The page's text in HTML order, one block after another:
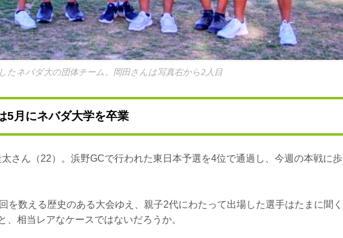
たネバダ大の団体チーム。岡田さんは写真右から2人目
5月にネバダ大学を卒業
さん（22）。浜野GCで行われた東日本予選を4位で通過し、今週の本戦に歩
を数える歴史のある大会ゆえ、親子2代にわたって出場した選手はたまに聞く
、相当レアなケースではないだろうか。